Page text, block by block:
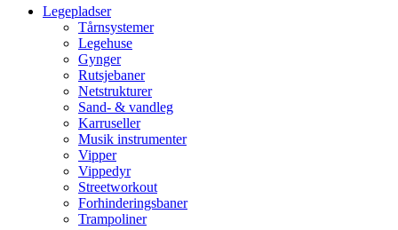
Legepladser
Tårnsystemer
Legehuse
Gynger
Rutsjebaner
Netstrukturer
Sand- & vandleg
Karruseller
Musik instrumenter
Vipper
Vippedyr
Streetworkout
Forhinderingsbaner
Trampoliner